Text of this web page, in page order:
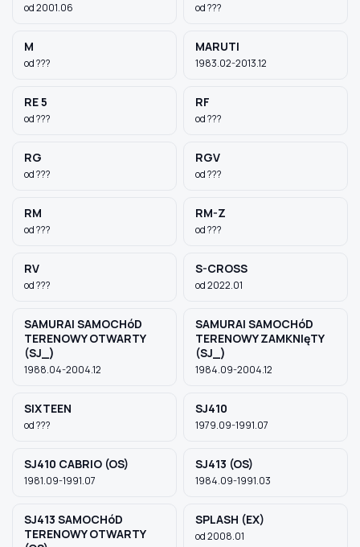
od 2001.06 od ???
M
od ???
MARUTI
1983.02-2013.12
RE 5
od ???
RF
od ???
RG
od ???
RGV
od ???
RM
od ???
RM-Z
od ???
RV
od ???
S-CROSS
od 2022.01
SAMURAI SAMOCHóD
TERENOWY OTWARTY
(SJ_)
1988.04-2004.12
SAMURAI SAMOCHóD
TERENOWY ZAMKNIęTY
(SJ_)
1984.09-2004.12
SIXTEEN
od ???
SJ410
1979.09-1991.07
SJ410 CABRIO (OS)
1981.09-1991.07
SJ413 (OS)
1984.09-1991.03
SJ413 SAMOCHóD
TERENOWY OTWARTY
SPLASH (EX)
od 2008.01